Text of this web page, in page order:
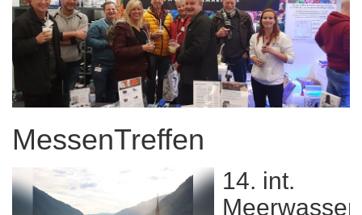
MessenTreffen
14. int.